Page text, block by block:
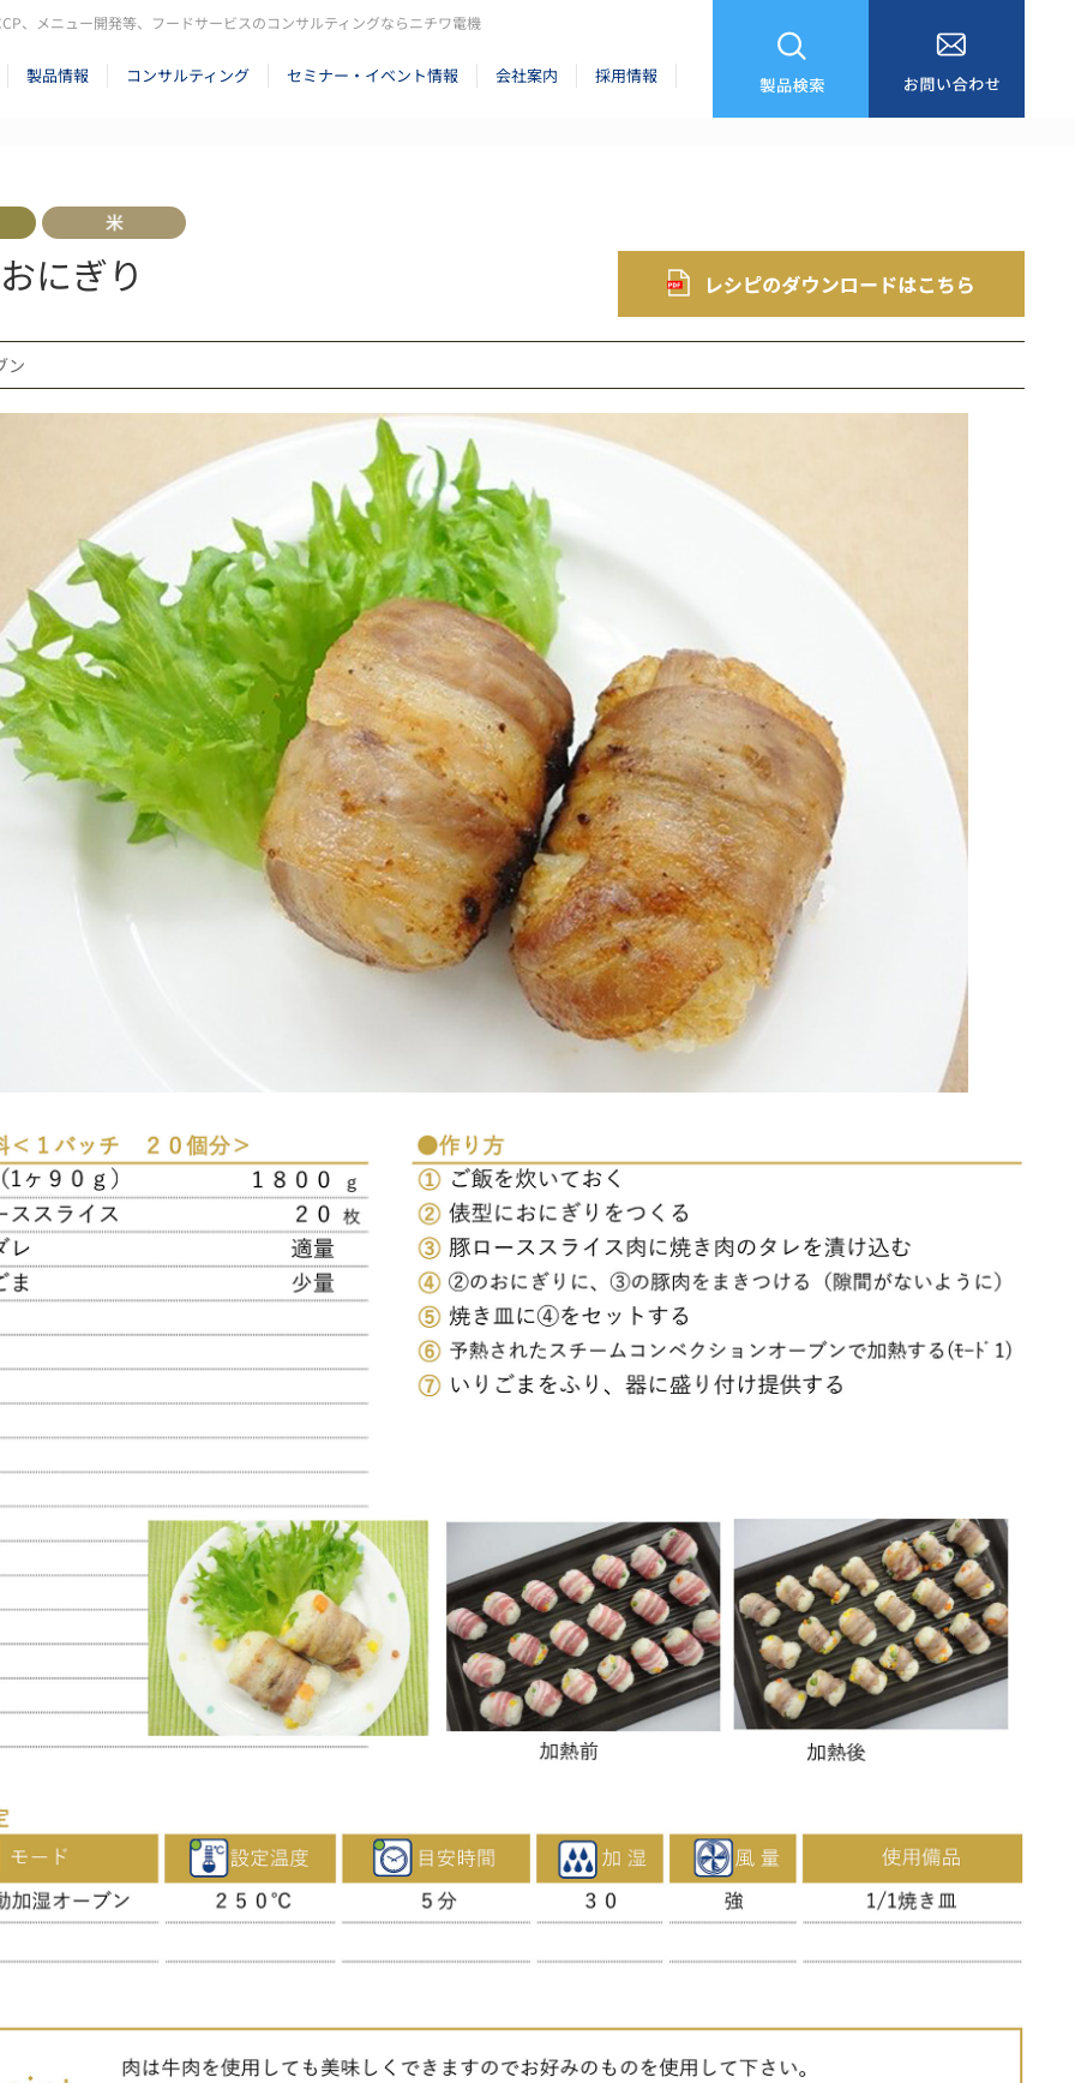
、メニュー開発等、フードサービスのコンサルティングならニチワ電機
製品情報 コンサルティング セミナー・イベント情報 会社案内 採用情報
にぎり
ン